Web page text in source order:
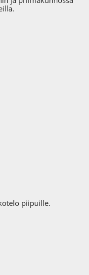
piipuille.